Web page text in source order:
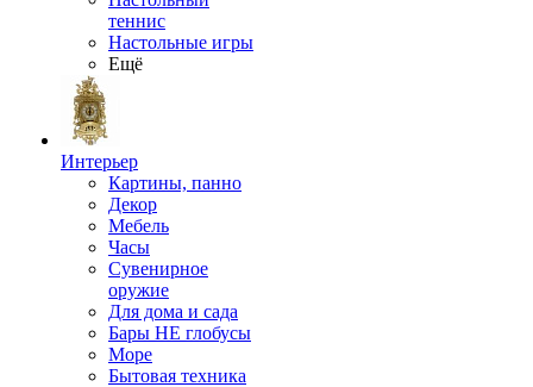
теннис
Настольные игры
Ещё
Интерьер
Картины, панно
Декор
Мебель
Часы
Сувенирное
оружие
Для дома и сада
Бары НЕ глобусы
Море
Бытовая техника